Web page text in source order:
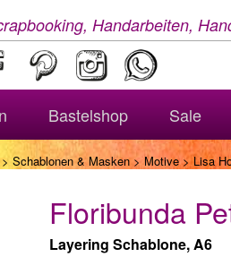
Handarbeiten,
Bastelshop Sale
> Schablonen & Masken>Motive> Lisa
Floribunda
Layering Schablone, A6